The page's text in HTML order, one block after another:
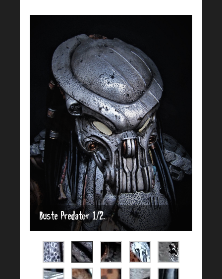
Buste Predator 1/2.